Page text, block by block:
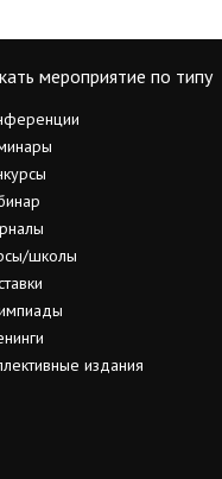
мероприятие по типу
школы
издания